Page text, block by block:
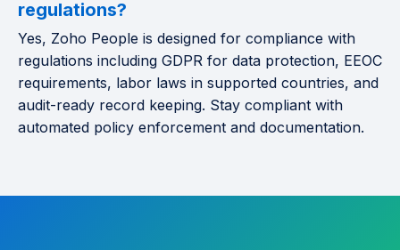
regulations?
Yes, Zoho People is designed for compliance with
regulations including GDPR for data protection, EEOC
requirements, labor laws in supported countries, and
audit-ready record keeping. Stay compliant with
automated policy enforcement and documentation.